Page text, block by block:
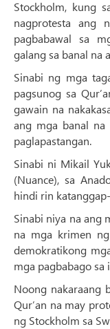
Stockholm, kung
nagprotesta ang
pagbabawal sa
galang sa banal na
Sinabi ng mga
pagsunog sa
gawain na
ang mga banal na
paglapastangan.
Sinabi ni Mikail
(Nuance), sa
hindi rin
Sinabi niya na ang
na mga krimen
demokratikong
mga pagbabago sa
Noong nakaraang
Qur’an na may
ng Stockholm sa